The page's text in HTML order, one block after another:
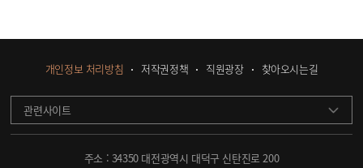
개인정보 처리방침 저작권정책 직원광장 찾아오시는길
관련사이트
주소 : 34350 대전광역시 대덕구 신탄진로 200